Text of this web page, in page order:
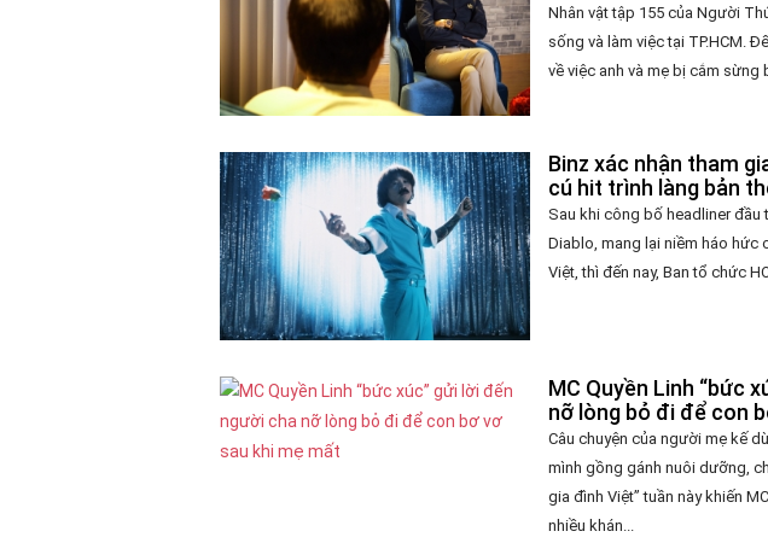
Nhân vật tập 155 của Người
sống và làm việc tại TP.HCM.
về việc anh và mẹ bị cắm sừng
Binz xác nhận tham
cú hit trình làng bản
Sau khi công bố headliner
Diablo, mang lại niềm háo
Việt, thì đến nay, Ban tổ chức
MC Quyền Linh “bức
nỡ lòng bỏ đi để con
Câu chuyện của người mẹ kế
mình gồng gánh nuôi dưỡng,
gia đình Việt” tuần này khiến
nhiều khán...